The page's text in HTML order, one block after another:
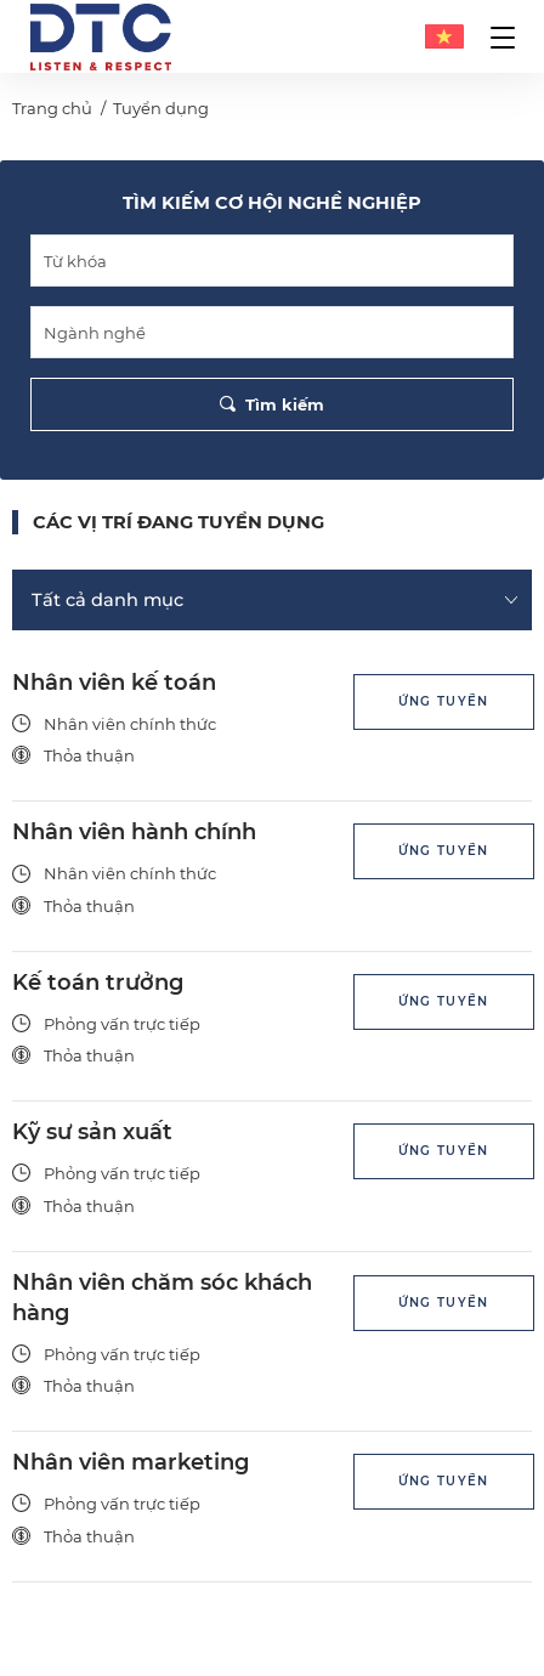
Trang chủ Tuyển dụng
TÌM KIẾM CƠ HỘI NGHỀ NGHIỆP
Tìm kiếm
CÁC VỊ TRÍ ĐANG TUYỂN DỤNG
Nhân viên kế toán
Nhân viên chính thức
Thỏa thuận
ỨNG TUYỂN
Nhân viên hành chính
Nhân viên chính thức
Thỏa thuận
ỨNG TUYỂN
Kế toán trưởng
Phỏng vấn trực tiếp
Thỏa thuận
ỨNG TUYỂN
Kỹ sư sản xuất
Phỏng vấn trực tiếp
Thỏa thuận
ỨNG TUYỂN
Nhân viên chăm sóc khách
hàng
Phỏng vấn trực tiếp
Thỏa thuận
ỨNG TUYỂN
Nhân viên marketing
Phỏng vấn trực tiếp
Thỏa thuận
ỨNG TUYỂN